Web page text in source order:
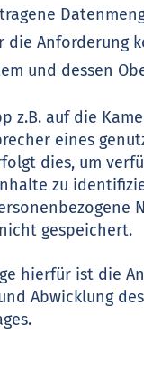
die Anforderung
und dessen
z.B. auf die
eines
dies, um
zu
gespeichert.
hierfür ist die
Abwicklung